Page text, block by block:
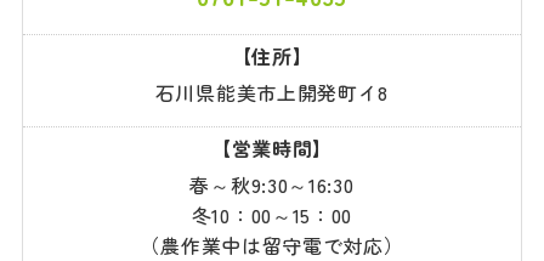
【住所】
石川県能美市上開発町イ8
【営業時間】
春～秋9:30～16:30
冬10：00～15：00
（農作業中は留守電で対応）